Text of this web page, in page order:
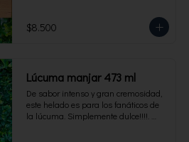
$8.500
Lúcuma manjar 473 ml
De sabor intenso y gran cremosidad,
este helado es para los fanáticos de
la lúcuma. Simplemente dulce!!!!.